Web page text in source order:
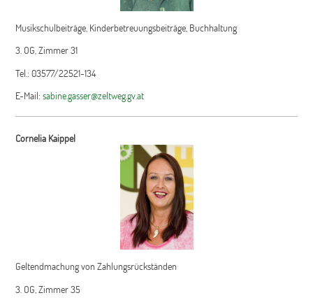
Musikschulbeiträge, Kinderbetreuungsbeiträge, Buchhaltung
3. OG, Zimmer 31
Tel.: 03577/22521-134
E-Mail:sabine.gasser@zeltweg.gv.at
Cornelia Kaippel
Geltendmachung von Zahlungsrückständen
3. OG, Zimmer 35